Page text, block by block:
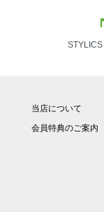
当店について
会員特典のご案内